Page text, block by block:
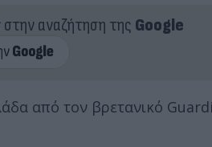
στην αναζήτηση της Google
από τον βρετανικό